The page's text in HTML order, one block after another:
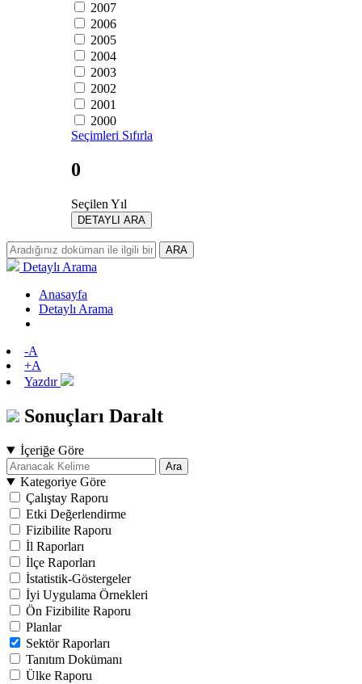
2007
2006
2005
2004
2003
2002
2001
2000
Seçimleri Sıfırla
0
Seçilen Yıl
DETAYLI ARA
ARA
Detaylı Arama
Anasayfa
Detaylı Arama
-A
+A
Yazdır
Sonuçları Daralt
İçeriğe Göre
Ara
Kategoriye Göre
Çalıştay Raporu
Etki Değerlendirme
Fizibilite Raporu
İl Raporları
İlçe Raporları
İstatistik-Göstergeler
İyi Uygulama Örnekleri
Ön Fizibilite Raporu
Planlar
Sektör Raporları
Tanıtım Dokümanı
Ülke Raporu